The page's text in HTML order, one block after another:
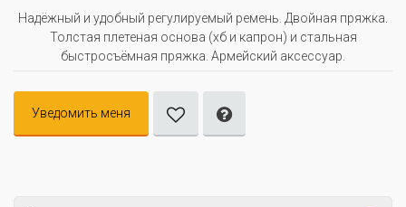
Надёжный и удобный регулируемый ремень. Двойная пряжка.
Толстая плетеная основа (хб и капрон) и стальная
быстросъёмная пряжка. Армейский аксессуар.
Уведомить меня